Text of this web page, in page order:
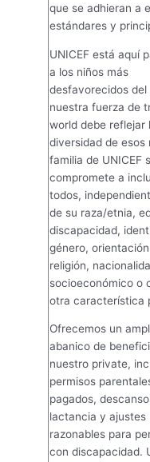
que se adhieran a
estándares y
UNICEF está aquí
a los niños más
desfavorecidos del
nuestra fuerza de
world debe reflejar
diversidad de esos
familia de UNICEF
compromete a
todos,
de su raza/etnia,
discapacidad,
género,
religión,
socioeconómico o
otra característica
Ofrecemos un
abanico de
nuestro private,
permisos
pagados,
lactancia y ajustes
razonables para
con discapacidad.